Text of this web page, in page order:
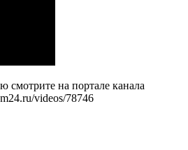
на портале канала
videos/78746